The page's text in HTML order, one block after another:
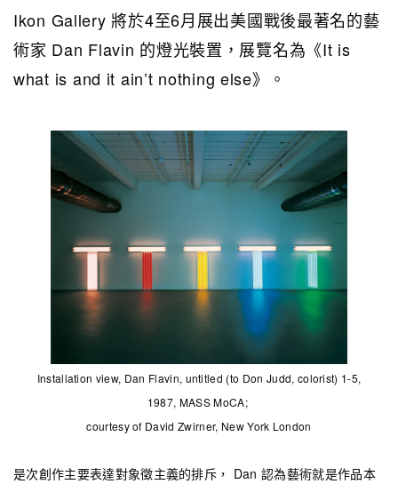
Ikon Gallery 將於4至6月展出美國戰後最著名的藝
術家 Dan Flavin 的燈光裝置，展覽名為《It is
what is and it ain’t nothing else》。
Installation view, Dan Flavin, untitled (to Don Judd, colorist) 1-5,
1987, MASS MoCA;
courtesy of David Zwirner, New York London
是次創作主要表達對象徵主義的排斥， Dan認為藝術就是作品本